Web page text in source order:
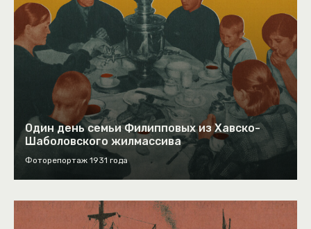
Один день семьи Филипповых из Хавско-
Шаболовского жилмассива
Фоторепортаж 1931 года